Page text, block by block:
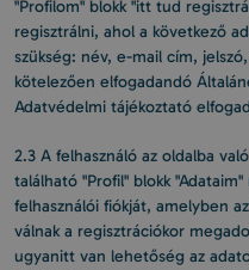
"Profilom" blokk "itt tud
regisztrálni, ahol a következő
szükség: név, e-mail cím,
kötelezően elfogadandó
Adatvédelmi tájékoztató
2.3 A felhasználó az oldalba
található "Profil" blokk
felhasználói fiókját, amelyben
válnak a regisztrációkor
ugyanitt van lehetőség az